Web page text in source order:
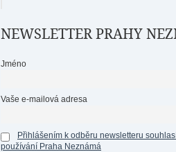
NEWSLETTER PRAHY
Jméno
Vaše e-mailová adresa
Přihlášením k odběru newsletteru
používání Praha Neznámá